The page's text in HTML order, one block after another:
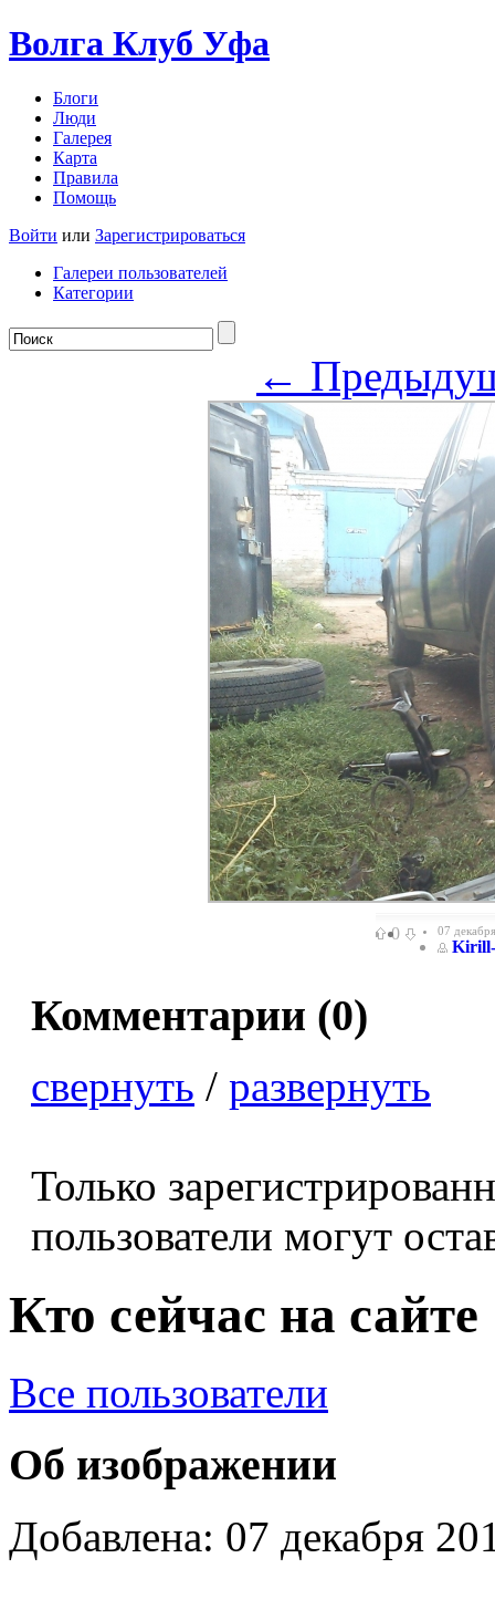
Волга Клуб Уфа
Блоги
Люди
Галерея
Карта
Правила
Помощь
Войти или Зарегистрироваться
Галереи пользователей
Категории
←
0 07
Комментарии (0)
свернуть / развернуть
Только
пользователи могут
Кто сейчас на сайте
Все пользователи
Об изображении
Добавлена: 07 декабря